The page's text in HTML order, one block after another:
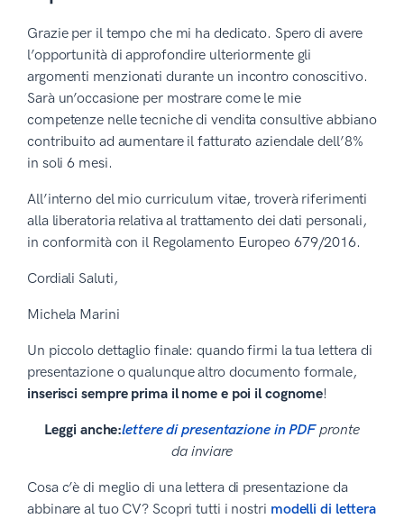
Grazie per il tempo che mi ha dedicato. Spero di avere
l’opportunità di approfondire ulteriormente gli
argomenti menzionati durante un incontro conoscitivo.
Sarà un’occasione per mostrare come le mie
competenze nelle tecniche di vendita consultive abbiano
contribuito ad aumentare il fatturato aziendale dell’8%
in soli 6 mesi.
All’interno del mio curriculum vitae, troverà riferimenti
alla liberatoria relativa al trattamento dei dati personali,
in conformità con il Regolamento Europeo 679/2016.
Cordiali Saluti,
Michela Marini
Un piccolo dettaglio finale: quando firmi la tua lettera di
presentazione o qualunque altro documento formale,
inserisci sempre prima il nome e poi il cognome!
Leggi anche:lettere di presentazione in PDFpronte
da inviare
Cosa c’è di meglio di una lettera di presentazione da
abbinare al tuo CV? Scopri tutti i nostri modelli di lettera